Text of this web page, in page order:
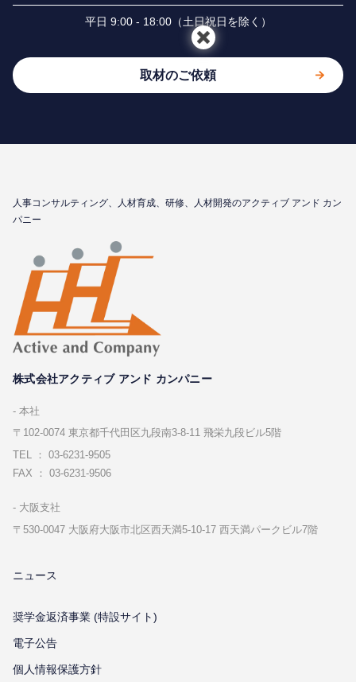
平⽇ 9:00 - 18:00（⼟⽇祝⽇を除く）
取材のご依頼
⼈事コンサルティング、⼈材育成、研修、⼈材開発のアクティブ アンド カン
パニー
株式会社アクティブ アンド カンパニー
本社
〒102-0074 東京都千代⽥区九段南3-8-11 飛栄九段ビル5階
TEL ： 03-6231-9505
FAX ： 03-6231-9506
⼤阪⽀社
〒530-0047 ⼤阪府⼤阪市北区⻄天満5-10-17 ⻄天満パークビル7階
ニュース
奨学金返済事業 (特設サイト)
電子公告
個⼈情報保護⽅針